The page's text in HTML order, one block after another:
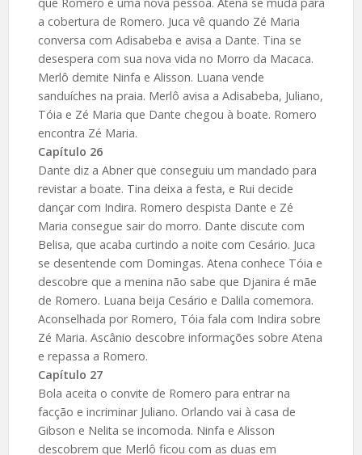
a cobertura de Romero. Juca vê quando Zé Maria
conversa com Adisabeba e avisa a Dante. Tina se
desespera com sua nova vida no Morro da Macaca.
Merlô demite Ninfa e Alisson. Luana vende
sanduíches na praia. Merlô avisa a Adisabeba, Juliano,
Tóia e Zé Maria que Dante chegou à boate. Romero
encontra Zé Maria.
Capítulo 26
Dante diz a Abner que conseguiu um mandado para
revistar a boate. Tina deixa a festa, e Rui decide
dançar com Indira. Romero despista Dante e Zé
Maria consegue sair do morro. Dante discute com
Belisa, que acaba curtindo a noite com Cesário. Juca
se desentende com Domingas. Atena conhece Tóia e
descobre que a menina não sabe que Djanira é mãe
de Romero. Luana beija Cesário e Dalila comemora.
Aconselhada por Romero, Tóia fala com Indira sobre
Zé Maria. Ascânio descobre informações sobre Atena
e repassa a Romero.
Capítulo 27
Bola aceita o convite de Romero para entrar na
facção e incriminar Juliano. Orlando vai à casa de
Gibson e Nelita se incomoda. Ninfa e Alisson
descobrem que Merlô ficou com as duas em